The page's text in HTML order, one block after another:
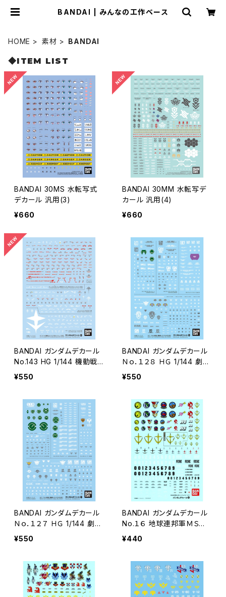
BANDAI | みんなの工作ベース
HOME 素材 BANDAI
◆ITEM LIST
BANDAI 30MS 水転写式
デカール 汎用(3)
¥660
BANDAI 30MM 水転写デ
カール 汎用(4)
¥660
BANDAI ガンダムデカール
No.143 HG 1/144 機動戦
士ガンダム 閃光のハサウェ
¥550
BANDAI ガンダムデカール
Ｎｏ．１２８ ＨＧ 1/144 劇場
版 機動戦士ガンダム00汎
¥550
BANDAI ガンダムデカール
Ｎｏ．１２７ ＨＧ 1/144 劇場
版 機動戦士ガンダム00汎
¥550
BANDAI ガンダムデカール
No.１６ 地球連邦軍ＭＳ用
１
¥440